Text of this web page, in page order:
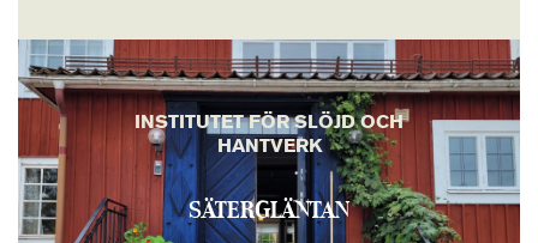
INSTITUTET FÖR SLÖJD OCH
HANTVERK
SÄTERGLÄNTAN